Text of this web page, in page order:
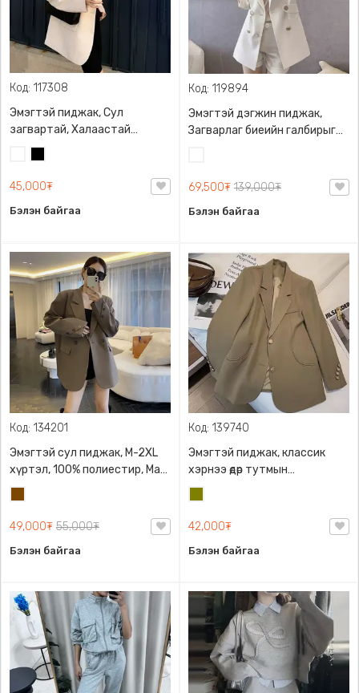
Код: 117308
Эмэгтэй пиджак, Сул
загвартай, Халаастай
загварлаг дэгжин
45,000₮
Бэлэн байгаа
Код: 119894
Эмэгтэй дэгжин пиджак,
Загварлаг биеийн галбирыг
69,500₮ 139,000₮
Бэлэн байгаа
Код: 134201
Эмэгтэй сул пиджак, M-2XL
хүртэл, 100% полиестир, Маш
гоё зөөлөн биед эвтэйхэн
материалтай
49,000₮ 55,000₮
Бэлэн байгаа
Код: 139740
Эмэгтэй пиджак, классик
хэрнээ өдөр тутмын
хэрэглээнд ч тохиромжтой
загвартай
42,000₮
Бэлэн байгаа